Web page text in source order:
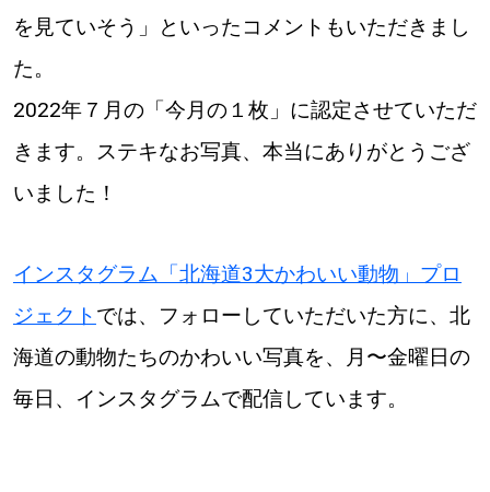
を見ていそう」といったコメントもいただきまし
た。
2022年７月の「今月の１枚」に認定させていただ
きます。ステキなお写真、本当にありがとうござ
いました！
インスタグラム「北海道3大かわいい動物」プロ
ジェクト では、フォローしていただいた方に、北
海道の動物たちのかわいい写真を、月〜金曜日の
毎日、インスタグラムで配信しています。